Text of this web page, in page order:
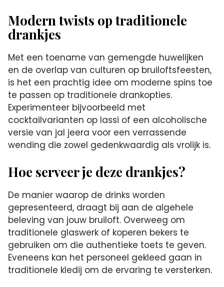
Modern twists op traditionele
drankjes
Met een toename van gemengde huwelijken
en de overlap van culturen op bruiloftsfeesten,
is het een prachtig idee om moderne spins toe
te passen op traditionele drankopties.
Experimenteer bijvoorbeeld met
cocktailvarianten op lassi of een alcoholische
versie van jal jeera voor een verrassende
wending die zowel gedenkwaardig als vrolijk is.
Hoe serveer je deze drankjes?
De manier waarop de drinks worden
gepresenteerd, draagt bij aan de algehele
beleving van jouw bruiloft. Overweeg om
traditionele glaswerk of koperen bekers te
gebruiken om die authentieke toets te geven.
Eveneens kan het personeel gekleed gaan in
traditionele kledij om de ervaring te versterken.